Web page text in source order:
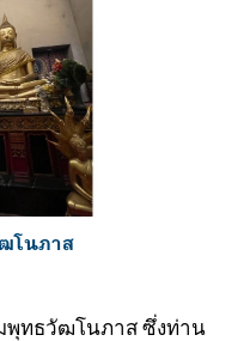
โนภาส
พุทธวัฒโนภาส ซึ่งท่าน